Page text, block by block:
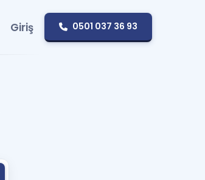
Giriş 0501 037 36 93